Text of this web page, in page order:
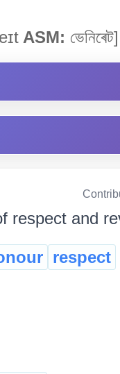
ASM: ভেনিৰেট]
and
respect